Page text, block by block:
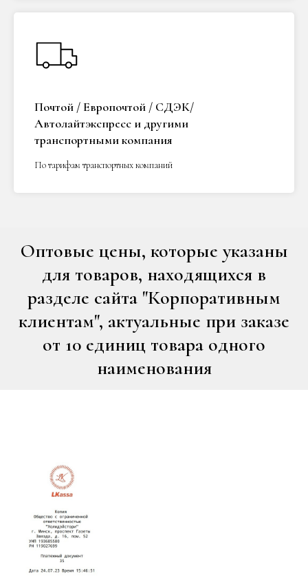
Почтой / Европочтой / СДЭК/
Автолайтэкспресс и другими
транспортными компания
По тарифам транспортных компаний
Оптовые цены, которые указаны
для товаров, находящихся в
разделе сайта "Корпоративным
клиентам", актуальные при заказе
от 10 единиц товара одного
наименования